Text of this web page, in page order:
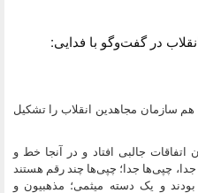
در گفت‌وگو با فدایی:
هم سازمان مجاهدین انقلاب را تشکیل
زندان اتفاقات جالبی افتاد و در آنجا خط و
چپی‌ها جدا؛ چپی‌ها چند رقم هستند
و یک دسته میثمی؛ مذهبیون و